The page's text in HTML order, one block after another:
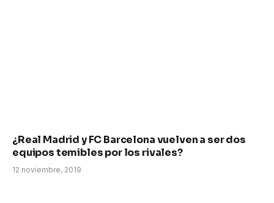
¿Real Madrid y FC Barcelona vuelven a ser dos
equipos temibles por los rivales?
12 noviembre, 2019